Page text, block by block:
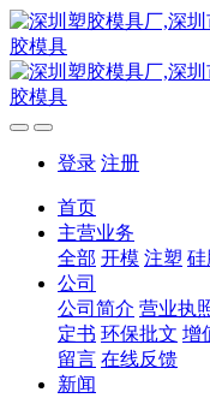
登录 注册
首页
主营业务
全部 开模 注塑 硅
公司
公司简介 营业执
定书 环保批文 增
留言 在线反馈
新闻